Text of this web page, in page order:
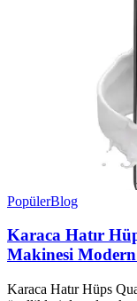
PopülerBlog
Karaca Hatır
Makinesi
Karaca Hatır Hüps